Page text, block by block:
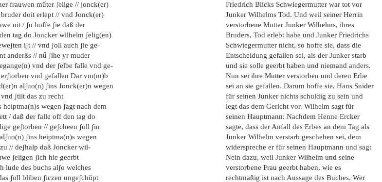
frauwen műter ʃelige // jonck(er)
doit erlept // vnd Jonck(er)
nit / ʃo hoffe ʃie daß der
tag do Joncker wilhelm ʃelig(en)
iʃt // vnd ʃoll auch ʃie ge-
anderßs // nű ʃihe yr muder
vnd der ʃelbe falle vnd ge-
vnd gefallen Dar vm(m)b
alʃuo(n) ʃins Jonck(er)n wegen
ʃtilt das zu recht
heiptma(n)s wegen ʃagt nach dem
/ daß der falle off den tag do
geʃtorben // geʃcheen ʃoll ʃin
ʃins heiptma(n)s wegen
// deʃhalp daß Joncker wil-
ʃeligen ʃich hie geerbt
lude des buchs alʃo welches
ʃoll bliben ʃiczen ungeʃchűpt
Friedrich Blicks Schwiegermutter war tot vor
Junker Wilhelms Tod. Und weil seiner Herrin
verstorbene Mutter Junker Wilhelms, ihres
Bruders, Tod erlebt habe und Junker Friedrichs
Schwiegermutter nicht, so hoffe sie, dass die
Entscheidung gefallen sei, als der Junker starb
und sie solle geerbt haben und niemand anders.
Nun sei ihre Mutter verstorben und deren Erbe
sei an sie gefallen. Darum hoffe sie, Hans Snider
für seinen Junker nichts schuldig zu sein und
legt das dem Gericht vor. Wilhelm sagt für
seinen Hauptmann: Nachdem Henne Ercker
sagte, dass der Anfall des Erbes an dem Tag als
Junker Wilhelm verstarb geschehen sei, dem
widerspreche er für seinen Hauptmann und sagt
Nein dazu, weil Junker Wilhelm und seine
verstorbene Frau geerbt haben, wie es
rechtmäßig ist nach Aussage des Buches. Wer